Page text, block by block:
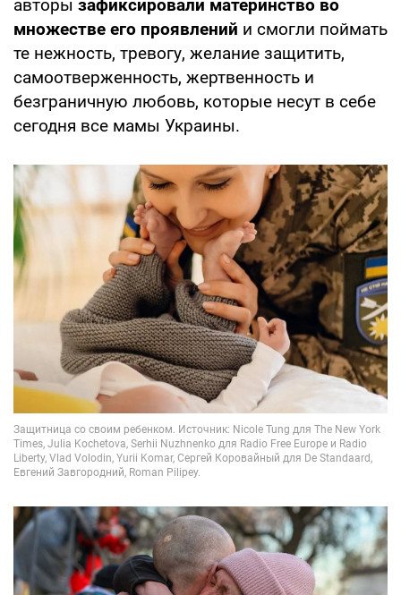
авторы зафиксировали материнство во
множестве его проявлений и смогли поймать
те нежность, тревогу, желание защитить,
самоотверженность, жертвенность и
безграничную любовь, которые несут в себе
сегодня все мамы Украины.